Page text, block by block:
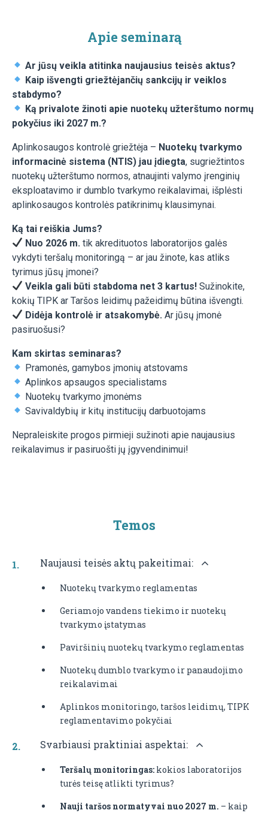
Apie seminarą
Ar jūsų veikla atitinka naujausius teisės aktus?
Kaip išvengti griežtėjančių sankcijų ir veiklos
stabdymo?
Ką privalote žinoti apie nuotekų užterštumo normų
pokyčius iki 2027 m.?
Aplinkosaugos kontrolė griežtėja – Nuotekų tvarkymo
informacinė sistema (NTIS) jau įdiegta, sugriežtintos
nuotekų užterštumo normos, atnaujinti valymo įrenginių
eksploatavimo ir dumblo tvarkymo reikalavimai, išplėsti
aplinkosaugos kontrolės patikrinimų klausimynai.
Ką tai reiškia Jums?
Nuo 2026 m. tik akredituotos laboratorijos galės
vykdyti teršalų monitoringą – ar jau žinote, kas atliks
tyrimus jūsų įmonei?
Veikla gali būti stabdoma net 3 kartus! Sužinokite,
kokių TIPK ar Taršos leidimų pažeidimų būtina išvengti.
Didėja kontrolė ir atsakomybė. Ar jūsų įmonė
pasiruošusi?
Kam skirtas seminaras?
Pramonės, gamybos įmonių atstovams
Aplinkos apsaugos specialistams
Nuotekų tvarkymo įmonėms
Savivaldybių ir kitų institucijų darbuotojams
Nepraleiskite progos pirmieji sužinoti apie naujausius
reikalavimus ir pasiruošti jų įgyvendinimui!
Temos
Naujausi teisės aktų pakeitimai:
Nuotekų tvarkymo reglamentas
Geriamojo vandens tiekimo ir nuotekų
tvarkymo įstatymas
Paviršinių nuotekų tvarkymo reglamentas
Nuotekų dumblo tvarkymo ir panaudojimo
reikalavimai
Aplinkos monitoringo, taršos leidimų, TIPK
reglamentavimo pokyčiai
Svarbiausi praktiniai aspektai:
Teršalų monitoringas: kokios laboratorijos
turės teisę atlikti tyrimus?
Nauji taršos normatyvai nuo 2027 m. – kaip